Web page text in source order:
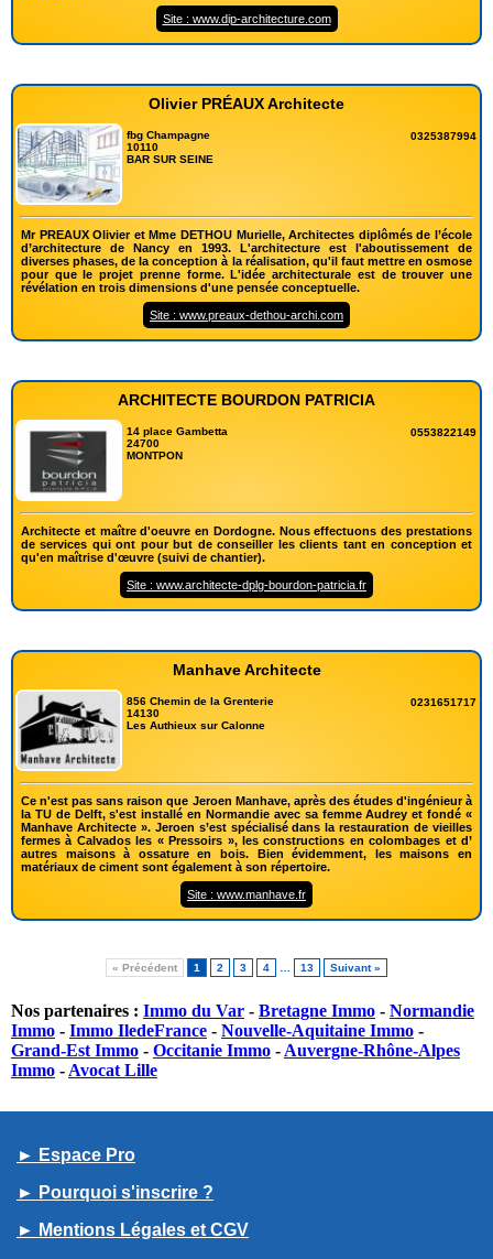
Site : www.dip-architecture.com
Olivier PRÉAUX Architecte
fbg Champagne
10110
BAR SUR SEINE
0325387994
Mr PREAUX Olivier et Mme DETHOU Murielle, Architectes diplômés de l’école
d’architecture de Nancy en 1993. L'architecture est l'aboutissement de
diverses phases, de la conception à la réalisation, qu'il faut mettre en osmose
pour que le projet prenne forme. L'idée architecturale est de trouver une
révélation en trois dimensions d'une pensée conceptuelle.
Site : www.preaux-dethou-archi.com
ARCHITECTE BOURDON PATRICIA
14 place Gambetta
24700
MONTPON
0553822149
Architecte et maître d'oeuvre en Dordogne. Nous effectuons des prestations
de services qui ont pour but de conseiller les clients tant en conception et
qu'en maîtrise d'œuvre (suivi de chantier).
Site : www.architecte-dplg-bourdon-patricia.fr
Manhave Architecte
856 Chemin de la Grenterie
14130
Les Authieux sur Calonne
0231651717
Ce n'est pas sans raison que Jeroen Manhave, après des études d'ingénieur à
la TU de Delft, s'est installé en Normandie avec sa femme Audrey et fondé «
Manhave Architecte ». Jeroen s’est spécialisé dans la restauration de vieilles
fermes à Calvados les « Pressoirs », les constructions en colombages et d’
autres maisons à ossature en bois. Bien évidemment, les maisons en
matériaux de ciment sont également à son répertoire.
Site : www.manhave.fr
« Précédent 1 2 3 4 13 Suivant »
Nos partenaires : Immo du Var - Bretagne Immo - Normandie
Immo - Immo IledeFrance - Nouvelle-Aquitaine Immo -
Grand-Est Immo - Occitanie Immo - Auvergne-Rhône-Alpes
Immo - Avocat Lille
► Espace Pro
► Pourquoi s'inscrire ?
► Mentions Légales et CGV